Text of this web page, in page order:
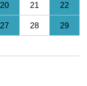
20 21 22
27 28 29